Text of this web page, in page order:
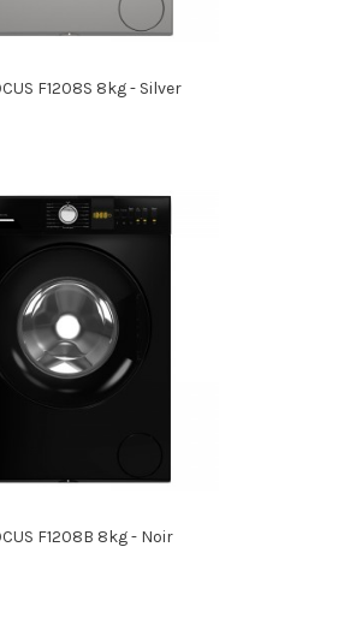
F1208S 8kg - Silver
F1208B 8kg - Noir